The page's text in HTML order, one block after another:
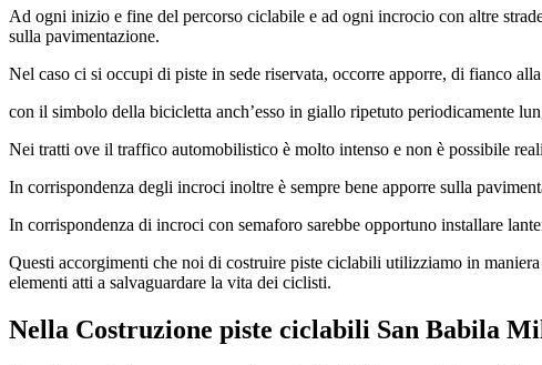
Ad ogni inizio e fine del percorso ciclabile e ad ogni incrocio con altre
sulla pavimentazione.
Nel caso ci si occupi di piste in sede riservata, occorre apporre, di fianco
con il simbolo della bicicletta anch’esso in giallo ripetuto periodicamente
Nei tratti ove il traffico automobilistico è molto intenso e non è possibile
In corrispondenza degli incroci inoltre è sempre bene apporre sulla
In corrispondenza di incroci con semaforo sarebbe opportuno installare
Questi accorgimenti che noi di costruire piste ciclabili utilizziamo in
elementi atti a salvaguardare la vita dei ciclisti.
Nella Costruzione piste ciclabili San Babila